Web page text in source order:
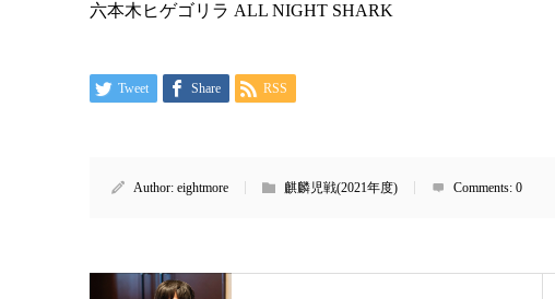
六本木ヒゲゴリラ ALL NIGHT SHARK
Tweet Share RSS
Author: eightmore 麒麟児戦(2021年度) Comments: 0